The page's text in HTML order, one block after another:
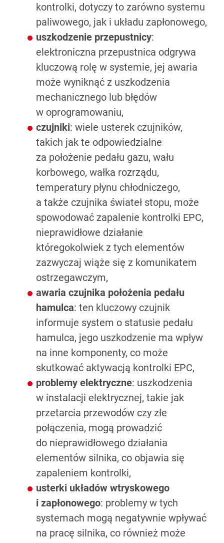
kontrolki, dotyczy to zarówno systemu
paliwowego, jak i układu zapłonowego,
uszkodzenie przepustnicy:
elektroniczna przepustnica odgrywa
kluczową rolę w systemie, jej awaria
może wyniknąć z uszkodzenia
mechanicznego lub błędów
w oprogramowaniu,
czujniki: wiele usterek czujników,
takich jak te odpowiedzialne
za położenie pedału gazu, wału
korbowego, wałka rozrządu,
temperatury płynu chłodniczego,
a także czujnika świateł stopu, może
spowodować zapalenie kontrolki EPC,
nieprawidłowe działanie
któregokolwiek z tych elementów
zazwyczaj wiąże się z komunikatem
ostrzegawczym,
awaria czujnika położenia pedału
hamulca: ten kluczowy czujnik
informuje system o statusie pedału
hamulca, jego uszkodzenie ma wpływ
na inne komponenty, co może
skutkować aktywacją kontrolki EPC,
problemy elektryczne: uszkodzenia
w instalacji elektrycznej, takie jak
przetarcia przewodów czy złe
połączenia, mogą prowadzić
do nieprawidłowego działania
elementów silnika, co objawia się
zapaleniem kontrolki,
usterki układów wtryskowego
i zapłonowego: problemy w tych
systemach mogą negatywnie wpływać
na pracę silnika, co również może